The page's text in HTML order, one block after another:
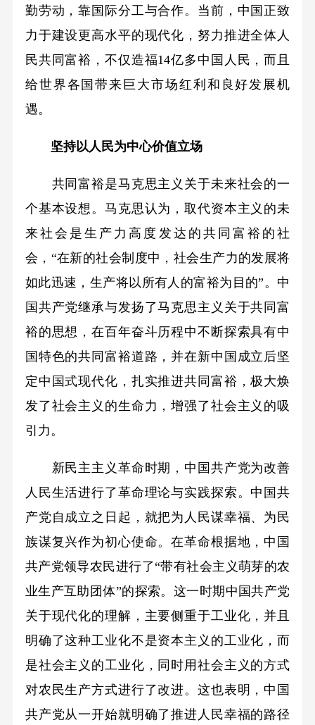
勤劳动，靠国际分工与合作。当前，中国正致
力于建设更高水平的现代化，努力推进全体人
民共同富裕，不仅造福14亿多中国人民，而且
给世界各国带来巨大市场红利和良好发展机
遇。
坚持以人民为中心价值立场
共同富裕是马克思主义关于未来社会的一
个基本设想。马克思认为，取代资本主义的未
来社会是生产力高度发达的共同富裕的社
会，“在新的社会制度中，社会生产力的发展将
如此迅速，生产将以所有人的富裕为目的”。中
国共产党继承与发扬了马克思主义关于共同富
裕的思想，在百年奋斗历程中不断探索具有中
国特色的共同富裕道路，并在新中国成立后坚
定中国式现代化，扎实推进共同富裕，极大焕
发了社会主义的生命力，增强了社会主义的吸
引力。
新民主主义革命时期，中国共产党为改善
人民生活进行了革命理论与实践探索。中国共
产党自成立之日起，就把为人民谋幸福、为民
族谋复兴作为初心使命。在革命根据地，中国
共产党领导农民进行了“带有社会主义萌芽的农
业生产互助团体”的探索。这一时期中国共产党
关于现代化的理解，主要侧重于工业化，并且
明确了这种工业化不是资本主义的工业化，而
是社会主义的工业化，同时用社会主义的方式
对农民生产方式进行了改进。这也表明，中国
共产党从一开始就明确了推进人民幸福的路径